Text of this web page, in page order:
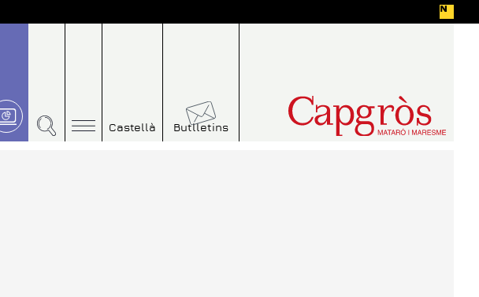
Castellà Butlletins